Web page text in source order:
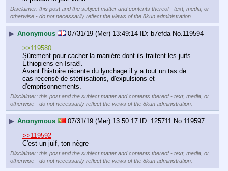
Disclaimer: this post and the subject matter and contents thereof - text, media, or
otherwise - do not necessarily reflect the views of the 8kun administration.
▶ Anonymous 07/31/19 (Mer) 13:49:14 b7efda No.119594
>>119580
Sûrement pour cacher la manière dont ils traitent les juifs
Éthiopiens en Israël.
Avant l'histoire récente du lynchage il y a tout un tas de
cas recensé de stérilisations, d'expulsions et
d'emprisonnements.
Disclaimer: this post and the subject matter and contents thereof - text, media, or
otherwise - do not necessarily reflect the views of the 8kun administration.
▶ Anonymous 07/31/19 (Mer) 13:50:17 125711 No.119597
>>119592
C'est un juif, ton nègre
Disclaimer: this post and the subject matter and contents thereof - text, media, or
otherwise - do not necessarily reflect the views of the 8kun administration.